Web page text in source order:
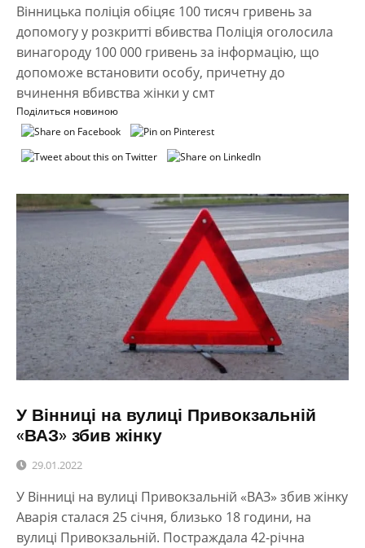
Вінницька поліція обіцяє 100 тисяч гривень за
допомогу у розкритті вбивства Поліція оголосила
винагороду 100 000 гривень за інформацію, що
допоможе встановити особу, причетну до
вчинення вбивства жінки у смт
Поділиться новиною
У Вінниці на вулиці Привокзальній
«ВАЗ» збив жінку
29.01.2022
У Вінниці на вулиці Привокзальній «ВАЗ» збив жінку
Аварія сталася 25 січня, близько 18 години, на
вулиці Привокзальній. Постраждала 42-річна